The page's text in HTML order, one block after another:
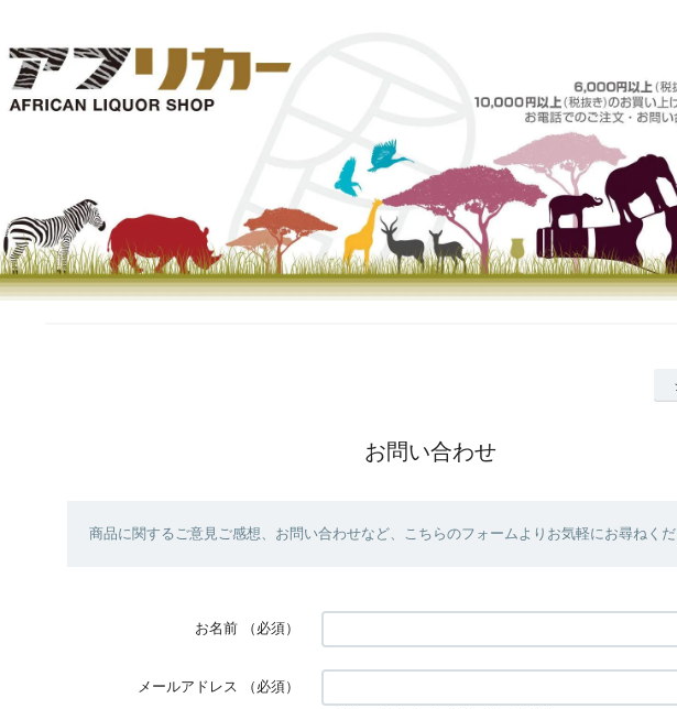
お問い合わせ
商品に関するご意見ご感想、お問い合わせなど、こちらのフォームよりお気軽にお尋ねく
お名前 （必須）
メールアドレス （必須）